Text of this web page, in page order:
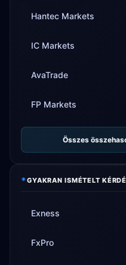
Hantec Markets
IC Markets
AvaTrade
FP Markets
Összes
*GYAKRAN ISMÉTELT
Exness
FxPro